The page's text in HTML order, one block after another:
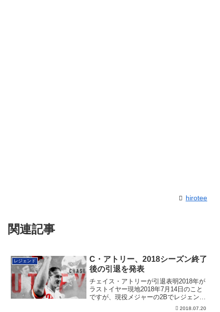
hirotee
関連記事
レジェンド
C・アトリー、2018シーズン終了
後の引退を発表
チェイス・アトリーが引退表明2018年が
ラストイヤー現地2018年7月14日のこと
ですが、現役メジャーの2Bでレジェン
2018.07.20